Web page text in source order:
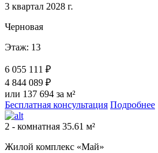
3 квартал 2028 г.
Черновая
Этаж: 13
6 055 111 ₽
4 844 089 ₽
или 137 694 за м²
Бесплатная консультация Подробнее
2 - комнатная 35.61 м²
Жилой комплекс «Май»